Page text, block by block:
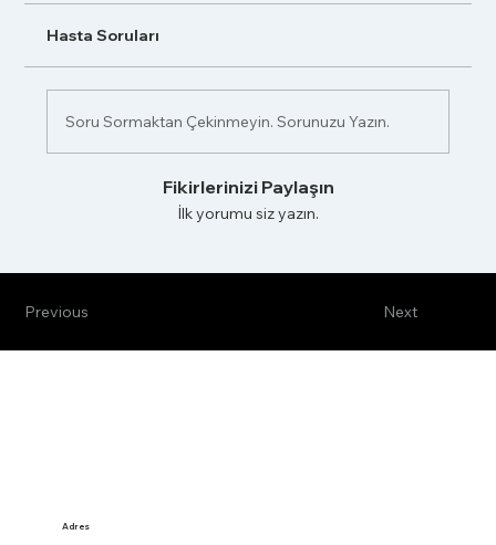
Next
Previous
Hasta Soruları
Soru Sormaktan Çekinmeyin. Sorunuzu Yazın.
Fikirlerinizi Paylaşın
İlk yorumu siz yazın.
Adres